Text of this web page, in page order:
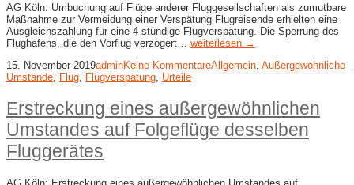
AG Köln: Umbuchung auf Flüge anderer Fluggesellschaften als zumutbare
Maßnahme zur Vermeidung einer Verspätung Flugreisende erhielten eine
Ausgleichszahlung für eine 4-stündige Flugverspätung. Die Sperrung des
Flughafens, die den Vorflug verzögert… weiterlesen →
15. November 2019adminKeine KommentareAllgemein Außergewöhnliche
Umstände Flug Flugverspätung Urteile
Erstreckung eines außergewöhnlichen
Umstandes auf Folgeflüge desselben
Fluggerätes